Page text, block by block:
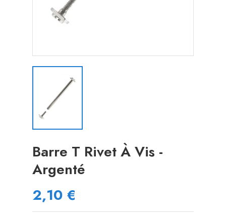
Barre T Rivet À Vis -
Argenté
2,10 €